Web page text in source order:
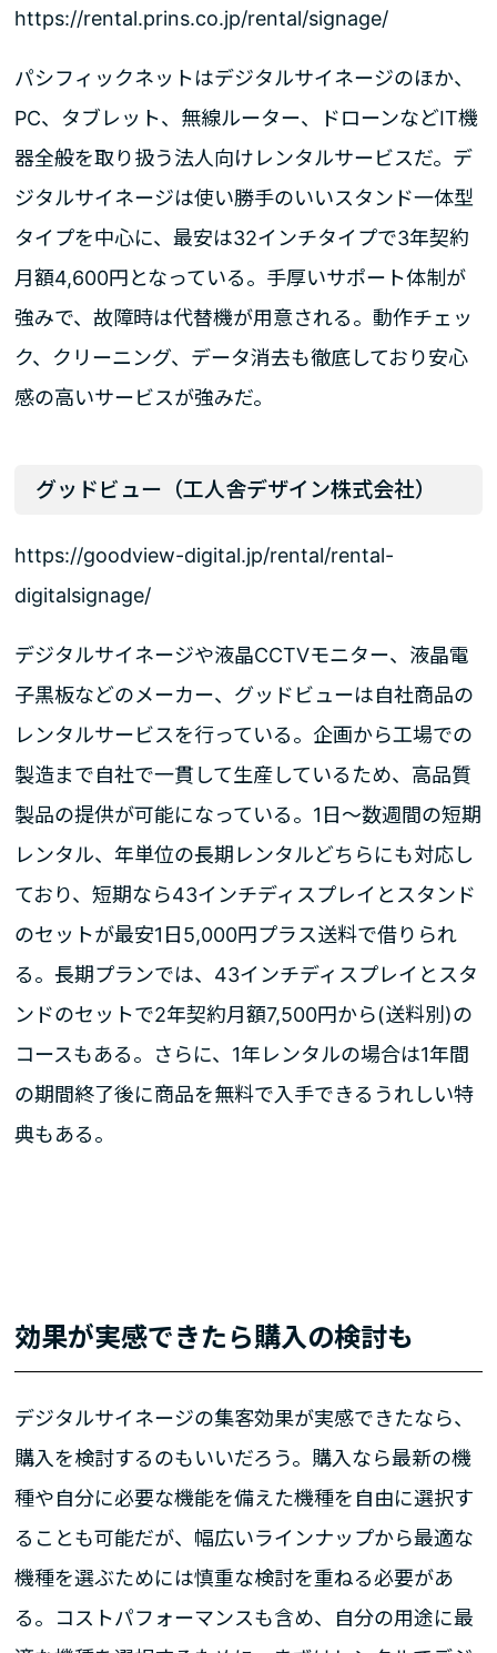
https://rental.prins.co.jp/rental/signage/
パシフィックネットはデジタルサイネージのほか、
PC、タブレット、無線ルーター、ドローンなどIT機
器全般を取り扱う法人向けレンタルサービスだ。デ
ジタルサイネージは使い勝手のいいスタンド一体型
タイプを中心に、最安は32インチタイプで3年契約
月額4,600円となっている。手厚いサポート体制が
強みで、故障時は代替機が用意される。動作チェッ
ク、クリーニング、データ消去も徹底しており安心
感の高いサービスが強みだ。
グッドビュー（工人舎デザイン株式会社）
https://goodview-digital.jp/rental/rental-
digitalsignage/
デジタルサイネージや液晶CCTVモニター、液晶電
子黒板などのメーカー、グッドビューは自社商品の
レンタルサービスを行っている。企画から工場での
製造まで自社で一貫して生産しているため、高品質
製品の提供が可能になっている。1日～数週間の短期
レンタル、年単位の長期レンタルどちらにも対応し
ており、短期なら43インチディスプレイとスタンド
のセットが最安1日5,000円プラス送料で借りられ
る。長期プランでは、43インチディスプレイとスタ
ンドのセットで2年契約月額7,500円から(送料別)の
コースもある。さらに、1年レンタルの場合は1年間
の期間終了後に商品を無料で入手できるうれしい特
典もある。
効果が実感できたら購入の検討も
デジタルサイネージの集客効果が実感できたなら、
購入を検討するのもいいだろう。購入なら最新の機
種や自分に必要な機能を備えた機種を自由に選択す
ることも可能だが、幅広いラインナップから最適な
機種を選ぶためには慎重な検討を重ねる必要があ
る。コストパフォーマンスも含め、自分の用途に最